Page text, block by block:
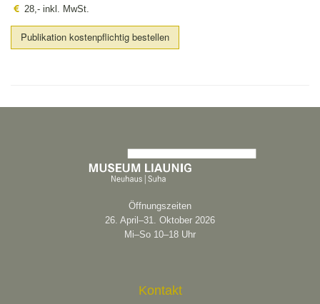
28,- inkl. MwSt.
Publikation kostenpflichtig bestellen
Öffnungszeiten
26. April–31. Oktober 2026
Mi–So 10–18 Uhr
Kontakt